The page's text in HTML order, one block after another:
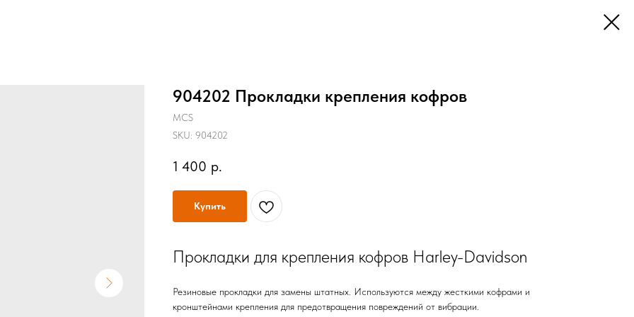
904202 Прокладки крепления кофров
MCS
SKU: 904202
1 400 р.
Купить
Прокладки для крепления кофров Harley-Davidson
Резиновые прокладки для замены штатных. Используются между жесткими кофрами и
кронштейнами крепления для предотвращения повреждений от вибрации.